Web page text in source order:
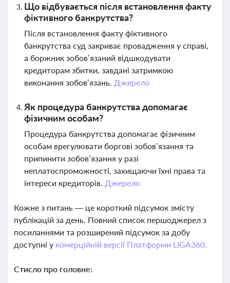
Що відбувається після встановлення факту
фіктивного банкрутства?
Після встановлення факту фіктивного
банкрутства суд закриває провадження у справі,
а боржник зобов’язаний відшкодувати
кредиторам збитки, завдані затримкою
виконання зобов’язань. Джерело
Як процедура банкрутства допомагає
фізичним особам?
Процедура банкрутства допомагає фізичним
особам врегулювати боргові зобов’язання та
припинити зобов’язання у разі
неплатоспроможності, захищаючи їхні права та
інтереси кредиторів. Джерело
Кожне з питань — це короткий підсумок змісту
публікацій за день. Повний список першоджерел з
посиланнями та розширений підсумок за добу
доступні у комерційній версії Платформи LIGA360.
Стисло про головне: